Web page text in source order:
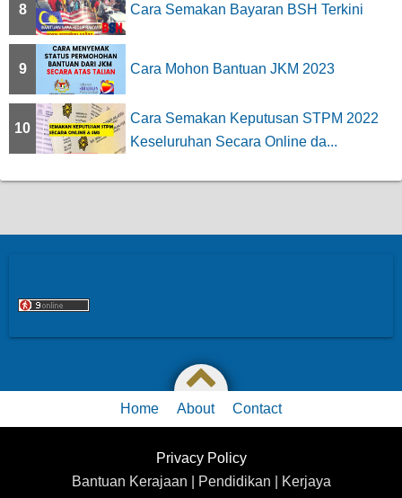
8 Cara Semakan Bayaran BSH Terkini
9 Cara Mohon Bantuan JKM 2023
10
Cara Semakan Keputusan STPM 2022
Keseluruhan Secara Online da...
Home About Contact
Privacy Policy
Bantuan Kerajaan | Pendidikan | Kerjaya